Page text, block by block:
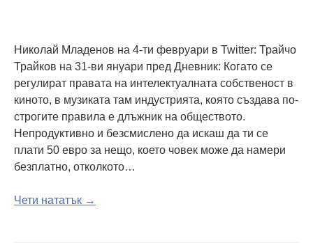
Николай Младенов на 4-ти февруари в Twitter: Трайчо
Трайков на 31-ви януари пред Дневник: Когато се
регулират правата на интелектуалната собственост в
киното, в музиката там индустрията, която създава по-
строгите правила е длъжник на обществото.
Непродуктивно и безсмислено да искаш да ти се
плати 50 евро за нещо, което човек може да намери
безплатно, отколкото…
Чети нататък →